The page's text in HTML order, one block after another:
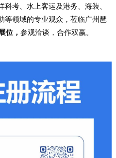
考、水上客运及港务、海装、
等领域的专业观众，莅临广州琶
位， 参观洽谈，合作双赢。